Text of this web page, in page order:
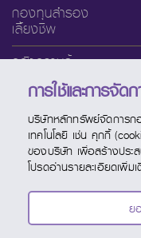
กองทุนสำรอง
เลี้ยงชีพ
คลังความรู้
เกี่ยวกับ SCBAM
บริการออนไลน์
ช่องทางบริการ
ปฏิทินกองทุน
ติดต่อ SCBAM
การใช้และการจัด
บริษัทหลักทรัพย์จัดการก
เทคโนโลยี เช่น คุกกี้
ของบริษัท เพื่อสร้างประ
โปรดอ่านรายละเอียดเพิ่ม
ย